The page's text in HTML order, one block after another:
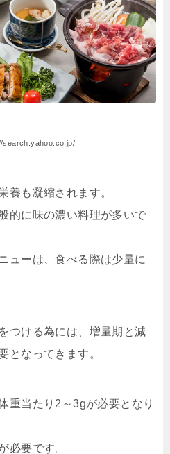
search.yahoo.co.jp/
養も凝縮されます。
的に味の濃い料理が多いで
ューは、食べる際は少量に
つける為には、増量期と減
となってきます。
重当たり2～3gが必要となり
必要です。